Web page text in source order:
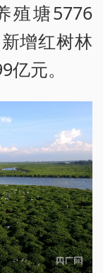
殖塘5776
增红树林
元。